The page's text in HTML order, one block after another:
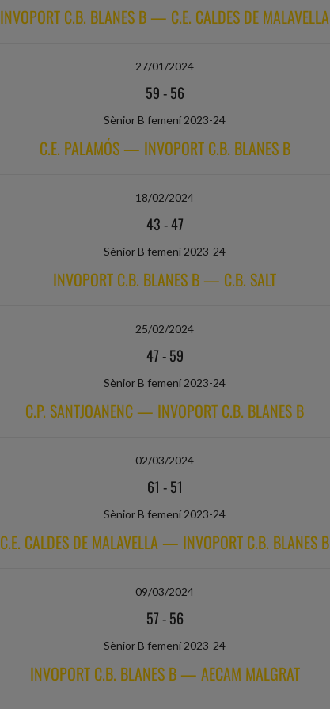
INVOPORT C.B. BLANES B — C.E. CALDES DE MALAVELLA
27/01/2024
59-56
Sènior B femení 2023-24
C.E. PALAMÓS — INVOPORT C.B. BLANES B
18/02/2024
43-47
Sènior B femení 2023-24
INVOPORT C.B. BLANES B — C.B. SALT
25/02/2024
47-59
Sènior B femení 2023-24
C.P. SANTJOANENC — INVOPORT C.B. BLANES B
02/03/2024
61 -51
Sènior B femení 2023-24
C.E. CALDES DE MALAVELLA — INVOPORT C.B. BLANES B
09/03/2024
57-56
Sènior B femení 2023-24
INVOPORT C.B. BLANES B — AECAM MALGRAT